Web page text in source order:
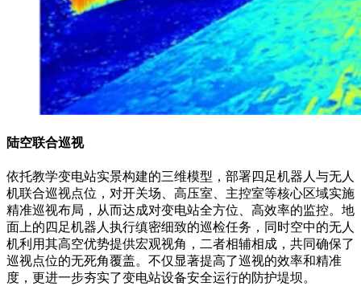
陆空联合巡视
依托教学变电站实景构建的三维模型，部署四足机器人与无人
机联合巡视点位，对开关场、高压室、主控室等核心区域实施
精准巡视布局，从而达成对变电站全方位、高效率的监控。地
面上的四足机器人执行缜密细致的巡检任务，同时空中的无人
机利用其高空优势提供宏观视角，二者相辅相成，共同确保了
巡视点位的无死角覆盖。不仅显著提高了巡视的效率和精准
度，更进一步夯实了变电站设备安全运行的防护堤坝。